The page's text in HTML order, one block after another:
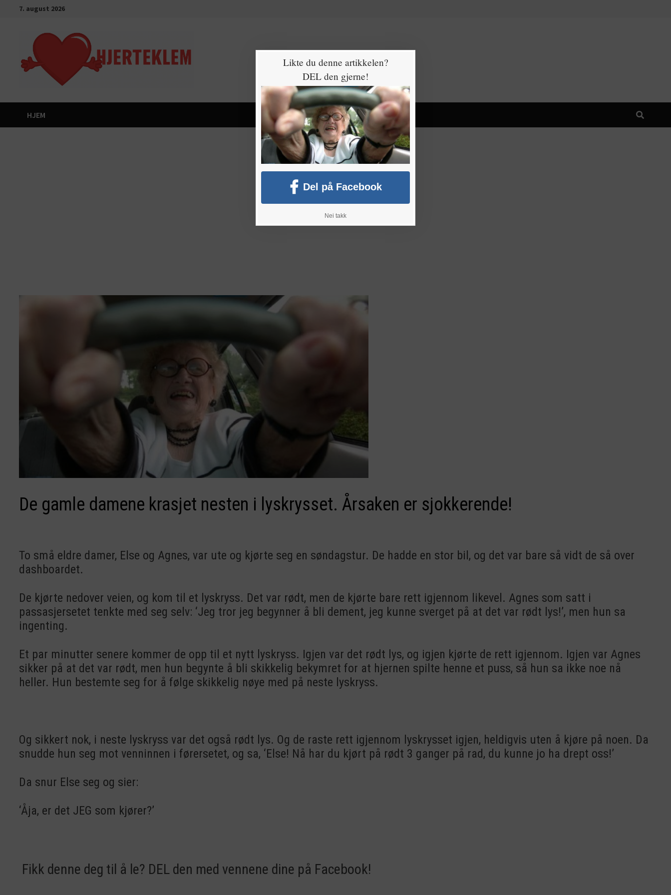
7. august 2026
HJEM
De gamle damene krasjet nesten i lyskrysset. Årsaken er sjokkerende!
To små eldre damer, Else og Agnes, var ute og kjørte seg en søndagstur. De hadde en stor bil, og det var bare så vidt de så over
dashboardet.
De kjørte nedover veien, og kom til et lyskryss. Det var rødt, men de kjørte bare rett igjennom likevel. Agnes som satt i
passasjersetet tenkte med seg selv: ‘Jeg tror jeg begynner å bli dement, jeg kunne sverget på at det var rødt lys!’, men hun sa
ingenting.
Et par minutter senere kommer de opp til et nytt lyskryss. Igjen var det rødt lys, og igjen kjørte de rett igjennom. Igjen var Agnes
sikker på at det var rødt, men hun begynte å bli skikkelig bekymret for at hjernen spilte henne et puss, så hun sa ikke noe nå
heller. Hun bestemte seg for å følge skikkelig nøye med på neste lyskryss.
Og sikkert nok, i neste lyskryss var det også rødt lys. Og de raste rett igjennom lyskrysset igjen, heldigvis uten å kjøre på noen. Da
snudde hun seg mot venninnen i førersetet, og sa, ‘Else! Nå har du kjørt på rødt 3 ganger på rad, du kunne jo ha drept oss!’
Da snur Else seg og sier:
‘Åja, er det JEG som kjører?’
Fikk denne deg til å le? DEL den med vennene dine på Facebook!
Likte du denne artikkelen?
DEL den gjerne!
Del på Facebook
Nei takk